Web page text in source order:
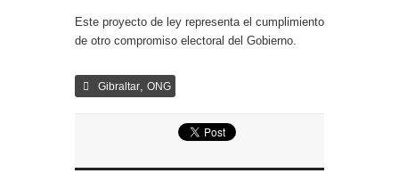
Este proyecto de ley representa el cumplimiento
de otro compromiso electoral del Gobierno.
Gibraltar, ONG